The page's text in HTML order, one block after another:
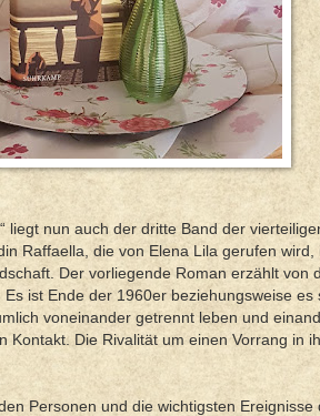
liegt nun auch der dritte Band der
Raffaella, die von Elena Lila gerufen
Der vorliegende Roman erzählt von
ist Ende der 1960er beziehungsweise
voneinander getrennt leben und
Kontakt. Die Rivalität um einen Vorrang in
Personen und die wichtigsten